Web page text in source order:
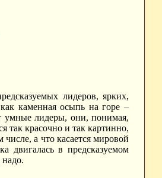
лидеров, ярких,
каменная осыпь на горе –
умные лидеры, они, понимая,
так красочно и так картинно,
а что касается мировой
двигалась в предсказуемом
надо.